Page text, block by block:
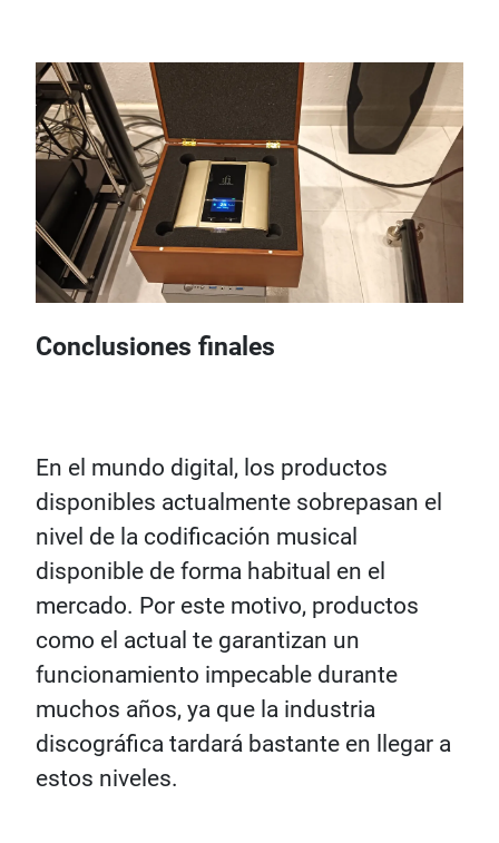
Conclusiones finales
En el mundo digital, los productos
disponibles actualmente sobrepasan el
nivel de la codificación musical
disponible de forma habitual en el
mercado. Por este motivo, productos
como el actual te garantizan un
funcionamiento impecable durante
muchos años, ya que la industria
discográfica tardará bastante en llegar a
estos niveles.